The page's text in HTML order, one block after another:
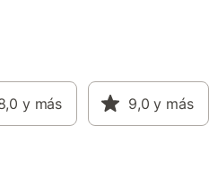
y más 9,0 y más